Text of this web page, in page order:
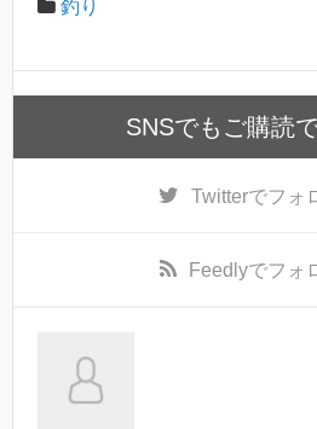
釣り
SNSでもご購読
Twitterでフォ
Feedlyでフォ